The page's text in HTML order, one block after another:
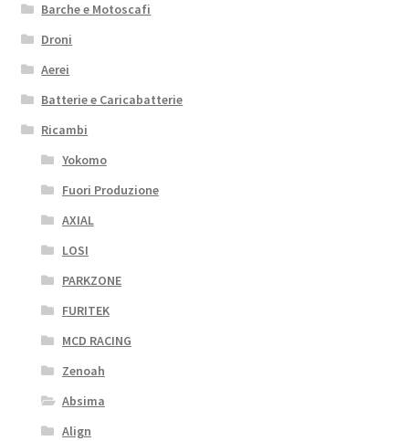
Barche e Motoscafi
Droni
Aerei
Batterie e Caricabatterie
Ricambi
Yokomo
Fuori Produzione
AXIAL
LOSI
PARKZONE
FURITEK
MCD RACING
Zenoah
Absima
Align